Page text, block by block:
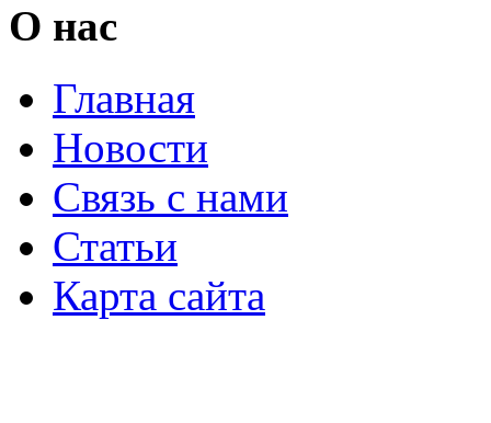
О нас
Главная
Новости
Связь с нами
Статьи
Карта сайта